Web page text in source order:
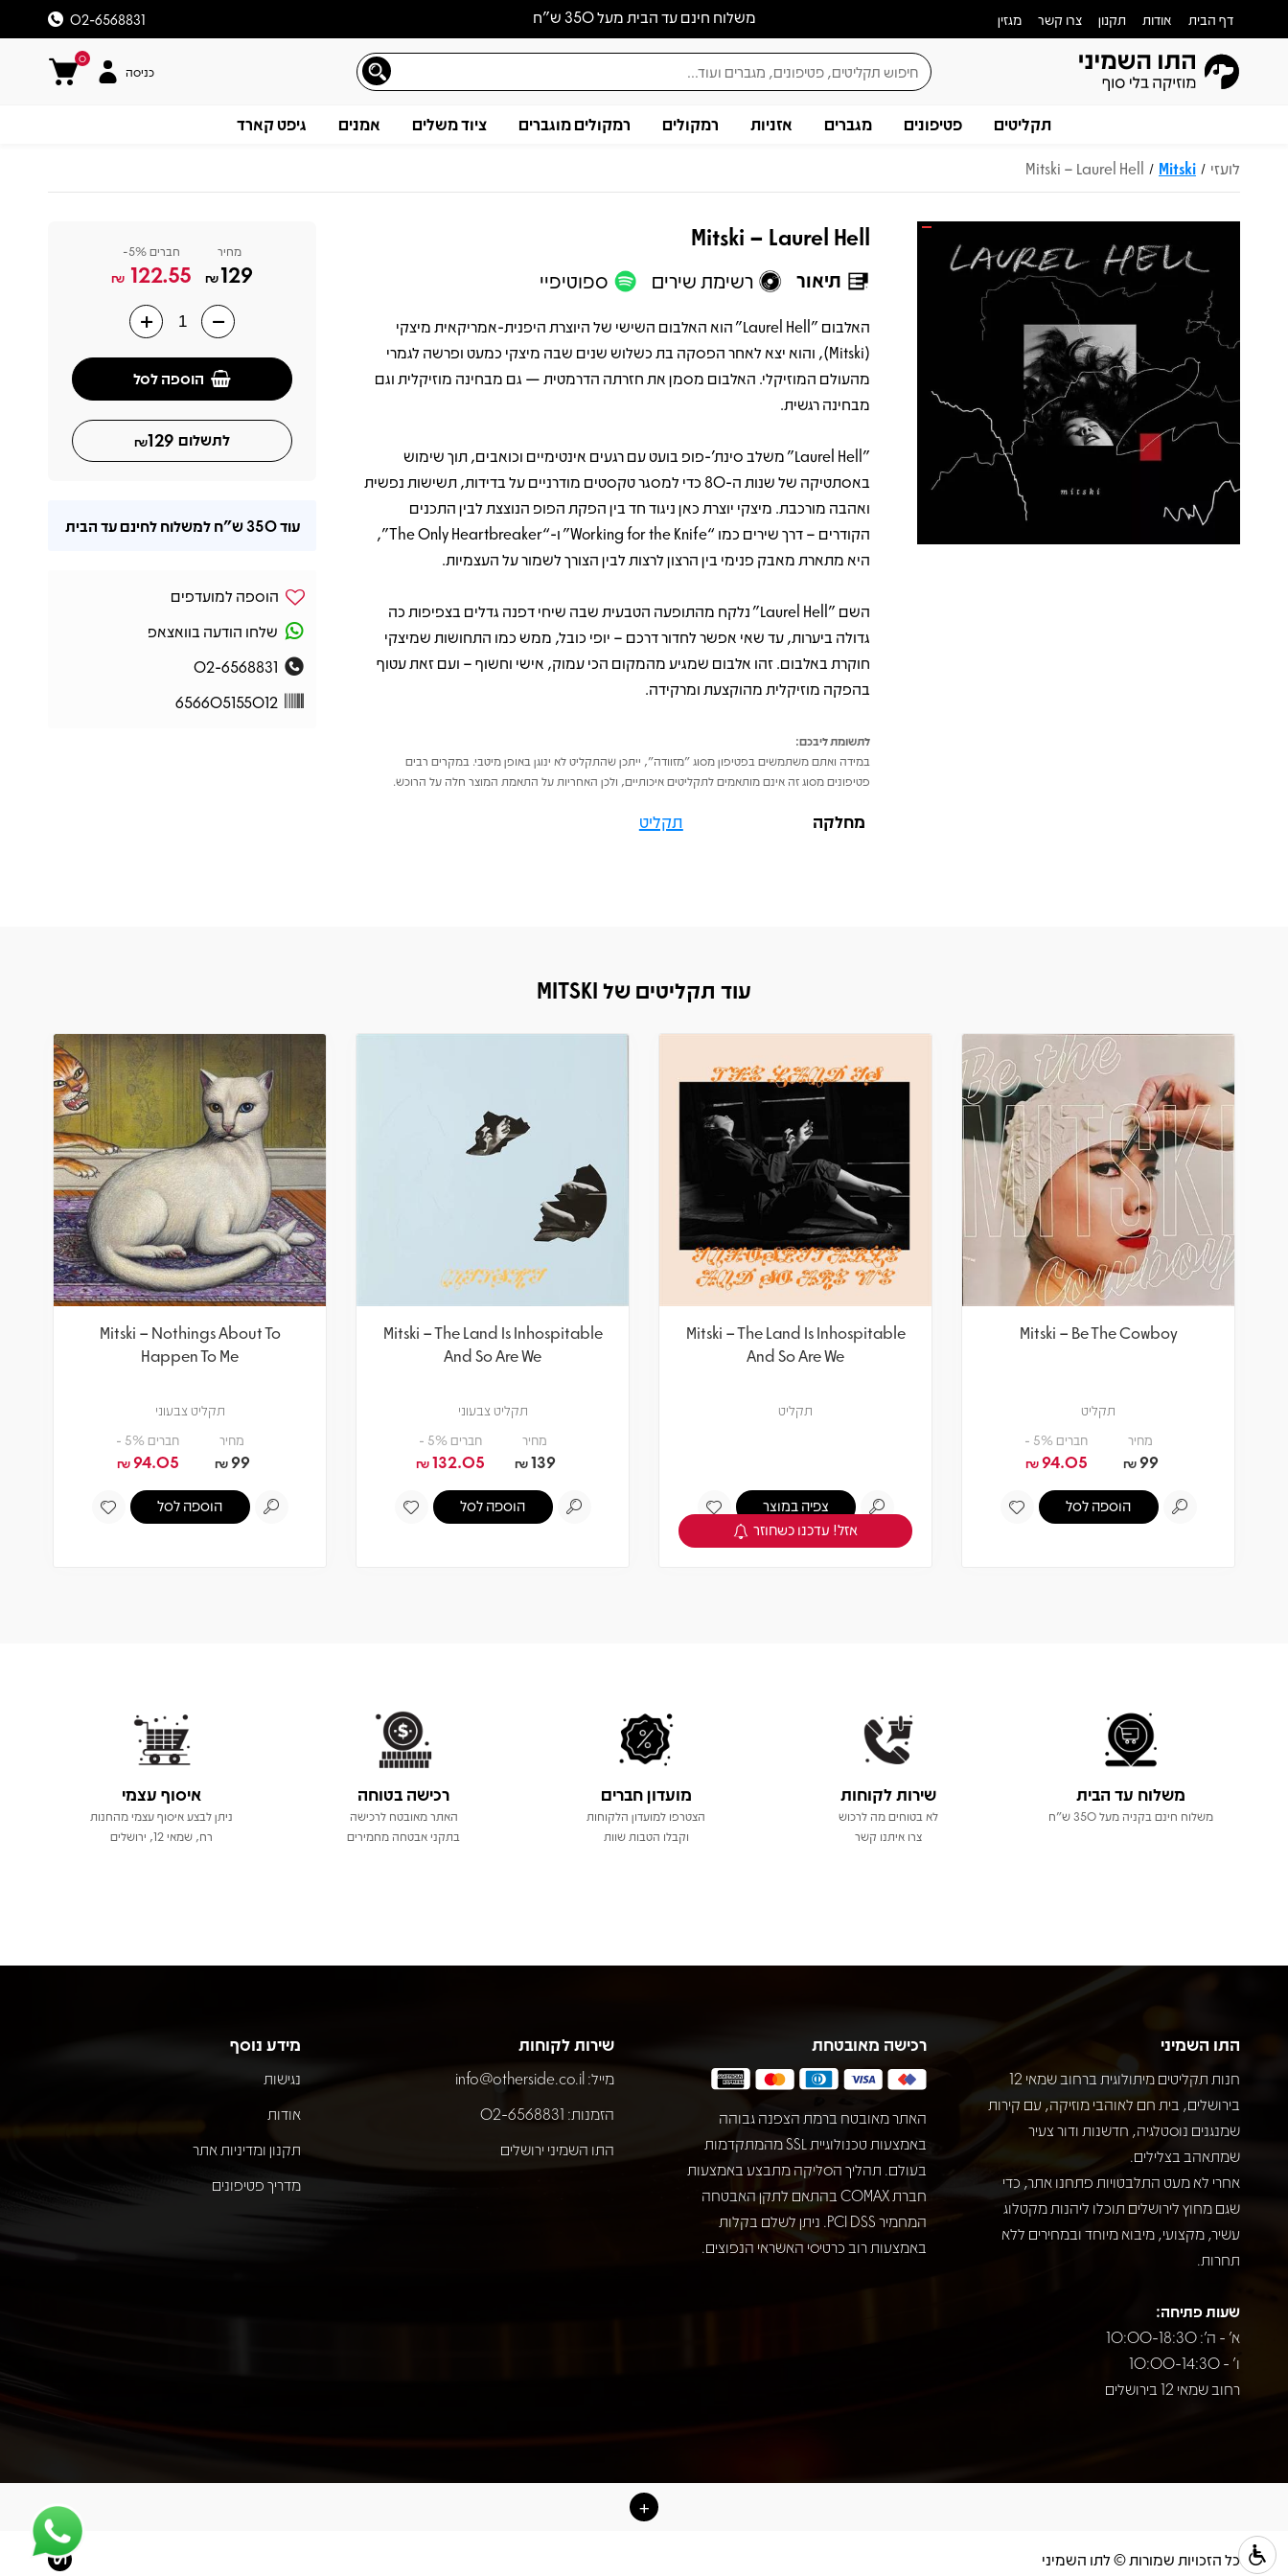
משלוח חינם עד הבית מעל 350 ש״ח דף הבית אודות תקנון צרו קשר מגזין 02-6568831
0
כניסה
תקליטים פטיפונים מגברים אזניות רמקולים רמקולים מוגברים ציוד משלים אמנים גיפט קארד
לועזי /
Mitski
/
Mitski – Laurel Hell
Mitski – Laurel Hell
תיאור רשימת שירים ספוטיפיי
תיאורהאלבום "Laurel Hell" הוא האלבום השישי של היוצרת היפנית-אמריקאית מיצקי
(Mitski), והוא יצא לאחר הפסקה בת כשלוש שנים שבה מיצקי כמעט ופרשה לגמרי
מהעולם המוזיקלי. האלבום מסמן את חזרתה הדרמטית — גם מבחינה מוזיקלית וגם
מבחינה רגשית.
"Laurel Hell" משלב סינת'-פופ בועט עם רגעים אינטימיים וכואבים, תוך שימוש
באסתטיקה של שנות ה-80 כדי למסגר טקסטים מודרניים על בדידות, תשישות נפשית
ואהבה מורכבת. מיצקי יוצרת כאן ניגוד חד בין הפקת הפופ הנוצצת לבין התכנים
הקודרים – דרך שירים כמו “Working for the Knife” ו-“The Only Heartbreaker”,
היא מתארת מאבק פנימי בין הרצון לרצות לבין הצורך לשמור על העצמיות.
השם "Laurel Hell" נלקח מהתופעה הטבעית שבה שיחי דפנה גדלים בצפיפות כה
גדולה ביערות, עד שאי אפשר לחדור דרכם – יופי כובל, ממש כמו התחושות שמיצקי
חוקרת באלבום. זהו אלבום שמגיע מהמקום הכי עמוק, אישי וחשוף – ועם זאת עטוף
בהפקה מוזיקלית מהוקצעת ומרקידה.
לתשומת ליבכם:
במידה ואתם משתמשים בפטיפון מסוג "מזוודה", ייתכן שהתקליט לא ינוגן באופן מיטבי. במקרים רבים
פטיפונים מסוג זה אינם מותאמים לתקליטים איכותיים, ולכן האחריות על התאמת המוצר חלה על הרוכש.
מחלקה תקליט
מחיר
129
₪
חברים 5%-
122.55
₪
הוספה לסל
לתשלום 129
₪
עוד350 ש"ח למשלוח לחינם עד הבית
הוספה למועדפים
שלחו הודעה בוואצאפ
02-6568831
656605155012
עוד תקליטים של MITSKI
Mitski – Be The Cowboy
תקליט
מחיר
99
₪
חברים 5% -
94.05
₪
הוספה לסל
Mitski – The Land Is Inhospitable
And So Are We
תקליט
צפיה במוצר
אזל! עדכנו כשחוזר
Mitski – The Land Is Inhospitable
And So Are We
תקליט צבעוני
מחיר
139
₪
חברים 5% -
132.05
₪
הוספה לסל
Mitski – Nothings About To
Happen To Me
תקליט צבעוני
מחיר
99
₪
חברים 5% -
94.05
₪
הוספה לסל
משלוח עד הבית
משלוח חינם בקניה מעל 350 ש"ח
שירות לקוחות
לא בטוחים מה לרכוש
צרו איתנו קשר
מועדון חברים
הצטרפו למועדון הלקוחות
וקבלו הטבות שוות
רכישה בטוחה
האתר מאובטח לרכישה
בתקני אבטחה מחמירים
איסוף עצמי
ניתן לבצע איסוף עצמי מהחנות
רח, שמאי 12, ירושלים
התו השמיני
חנות תקליטים מיתולוגית ברחוב שמאי 12
בירושלים, בית חם לאוהבי מוזיקה, עם קירות
שמנגנים נוסטלגיה, חדשנות ודור צעיר
שמתאהב בצלילים.
אחרי לא מעט התלבטויות פתחנו אתר, כדי
שגם מחוץ לירושלים תוכלו ליהנות מקטלוג
עשיר, מקצועי, מיבוא מיוחד ובמחירים ללא
תחרות.
שעות פתיחה:
א' - ה': 10:00-18:30
ו' - 10:00-14:30
רחוב שמאי 12 בירושלים
רכישה מאובטחת
האתר מאובטח ברמת הצפנה גבוהה
באמצעות טכנולוגיית SSL מהמתקדמות
בעולם. תהליך הסליקה מתבצע באמצעות
חברת COMAX בהתאם לתקן האבטחה
המחמיר PCI DSS. ניתן לשלם בקלות
באמצעות רוב כרטיסי האשראי הנפוצים.
שירות לקוחות
מייל: info@otherside.co.il
הזמנות: 02-6568831
התו השמיני ירושלים
מידע נוסף
נגישות
אודות
תקנון ומדיניות אתר
מדריך פטיפונים
כל הזכויות שמורות © לתו השמיני